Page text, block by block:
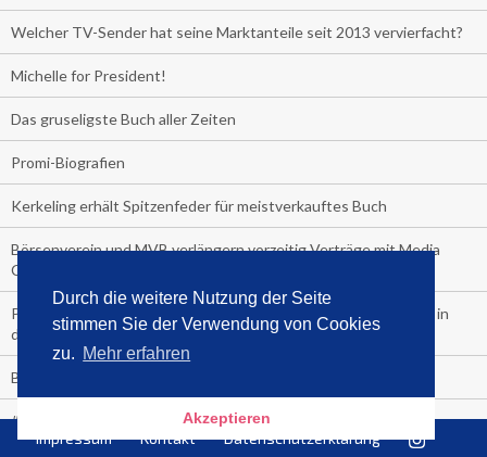
Durch die weitere Nutzung der Seite
stimmen Sie der Verwendung von Cookies
zu. Mehr erfahren
Akzeptieren
Welcher TV-Sender hat seine Marktanteile seit 2013 vervierfacht?
Michelle for President!
Das gruseligste Buch aller Zeiten
Promi-Biografien
Kerkeling erhält Spitzenfeder für meistverkauftes Buch
Börsenverein und MVB verlängern vorzeitig Verträge mit Media
Control bis 2024
PocketBook, Ceebo und Umbreit bringen Hörbuch-Downloads in
die Cloud
Bella Bella
#1-Bestseller: "Das ist Alpha!" von Kollegah
Impressum Kontakt Datenschutzerklärung